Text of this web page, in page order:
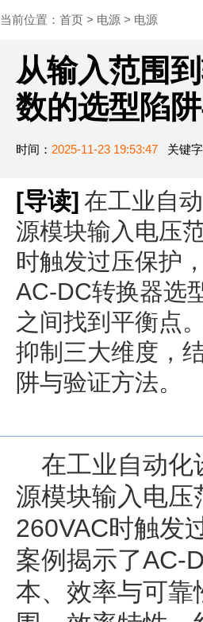
当前位置： 首页 > 电源 > 电源
从输入范围
数的选型陷
时间： 2025-11-23 19:53:47 关键字
[导读] 在工业自
源模块输入电压
时触发过压保护
AC-DC转换器选
之间找到平衡点
抑制三大维度，
阱与验证方法。
在工业自动化
源模块输入电压
260VAC时触发
案例揭示了AC-
本、效率与可靠